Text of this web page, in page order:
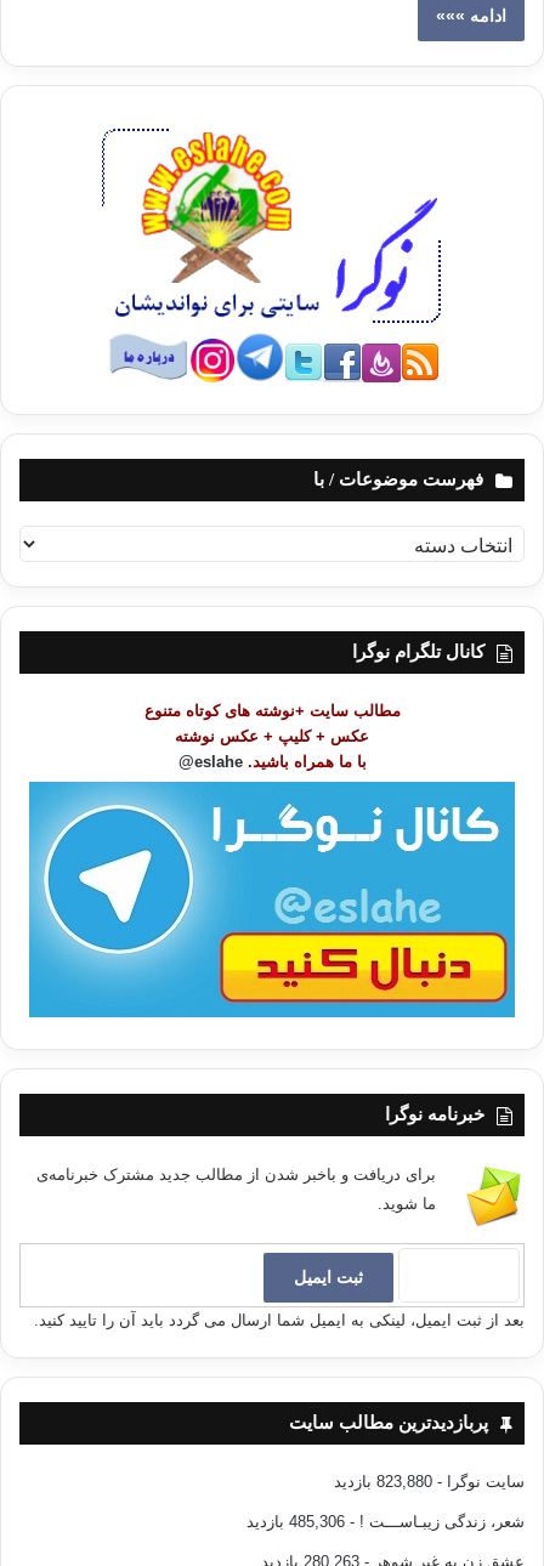
ادامه »»»
فهرست موضوعات / با
ه
ر
کانال تلگرام نوگرا
مطالب سایت +نوشته های کوتاه متنوع
عکس + کلیپ + عکس نوشته
با ما همراه باشید. eslahe@
خبرنامه نوگرا
برای دریافت و باخبر شدن از مطالب جدید مشترک خبرنامه‌ی
ما شوید.
بعد از ثبت ایمیل، لینکی به ایمیل شما ارسال می گردد باید آن را تایید کنید.
پربازدیدترین مطالب سایت
سایت نوگرا - 823,880 بازدید
شعر، زندگی زیبـاســـت ! - 485,306 بازدید
عشق زن به غیر شوهر - 280,263 بازدید